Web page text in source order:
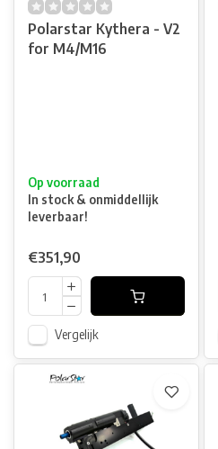
Polarstar Kythera - V2
for M4/M16
Op voorraad
In stock & onmiddellijk
leverbaar!
€351,90
Vergelijk